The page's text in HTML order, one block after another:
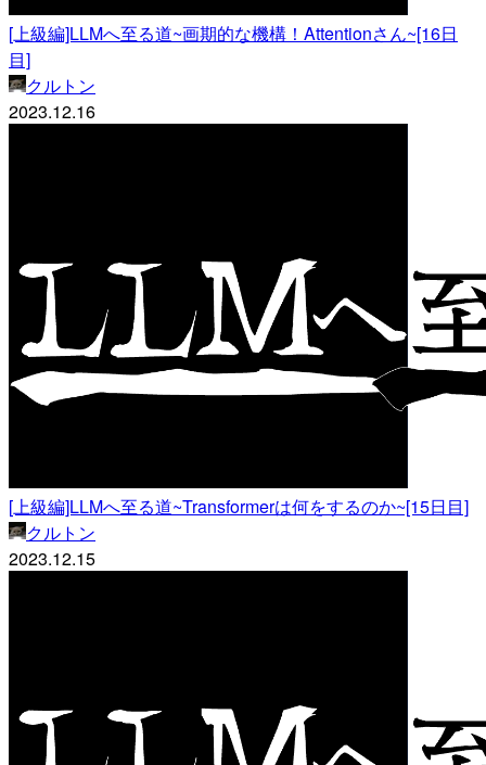
[上級編]LLMへ至る道~画期的な機構！Attentionさん~[16日
目]
クルトン
2023.12.16
[上級編]LLMへ至る道~Transformerは何をするのか~[15日目]
クルトン
2023.12.15